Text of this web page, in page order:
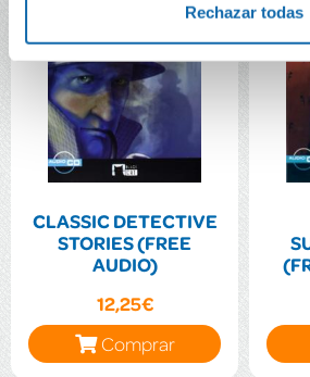
Rechazar todas
CLASSIC DETECTIVE
STORIES (FREE
AUDIO)
12,25€
Comprar